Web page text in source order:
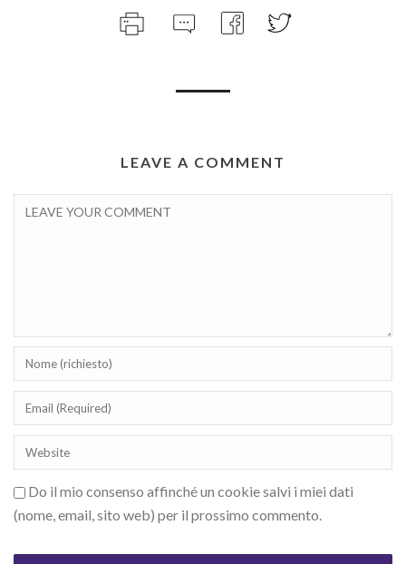
LEAVE A COMMENT
Do il mio consenso affinché un cookie salvi i miei dati
(nome, email, sito web) per il prossimo commento.